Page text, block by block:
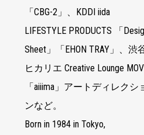
「CBG-2」、KDDI iida
LIFESTYLE PRODUCTS 「
Sheet」「EHON TRAY」、渋
ヒカリエ Creative Lounge MOV
「aiiima」アートディレクシ
ンなど。
Born in 1984 in Tokyo,